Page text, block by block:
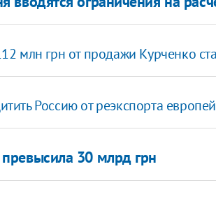
млн грн от продажи Курченко
Россию от реэкспорта
30 млрд грн